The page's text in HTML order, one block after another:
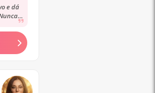
e dá